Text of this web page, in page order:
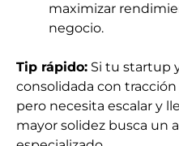
maximizar
negocio.
Tip rápido: Si tu startup
consolidada con
pero necesita escalar y
mayor solidez busca un